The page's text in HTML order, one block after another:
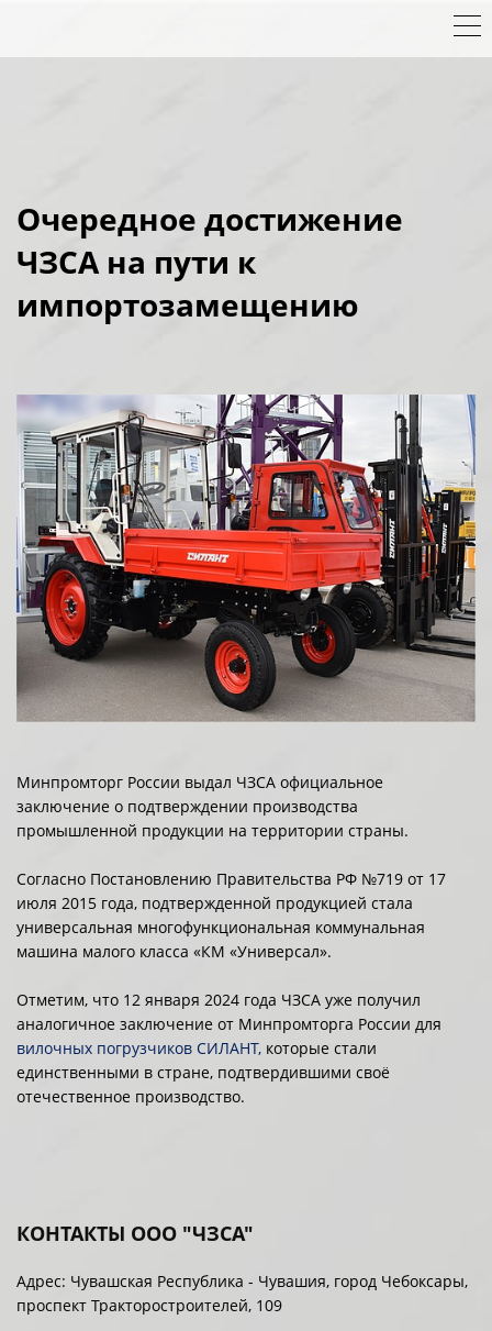
Очередное достижение
ЧЗСА на пути к
импортозамещению
Минпромторг России выдал ЧЗСА официальное
заключение о подтверждении производства
промышленной продукции на территории страны.
Согласно Постановлению Правительства РФ №719 от 17
июля 2015 года, подтвержденной продукцией стала
универсальная многофункциональная коммунальная
машина малого класса «КМ «Универсал».
Отметим, что 12 января 2024 года ЧЗСА уже получил
аналогичное заключение от Минпромторга России для
вилочных погрузчиков СИЛАНТ, которые стали
единственными в стране, подтвердившими своё
отечественное производство.
КОНТАКТЫ ООО "ЧЗСА"
Адрес: Чувашская Республика - Чувашия, город Чебоксары,
проспект Тракторостроителей, 109